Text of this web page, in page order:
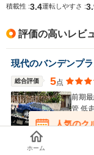
積載性 :3.4運転しやすさ :
評価の高いレビ
現代のバンデンプ
総合評価 5点
前期
管 低
重） 修
ルで
年間
ｍｕｑｕａｎさん
人気のク
在庫が無
ホーム